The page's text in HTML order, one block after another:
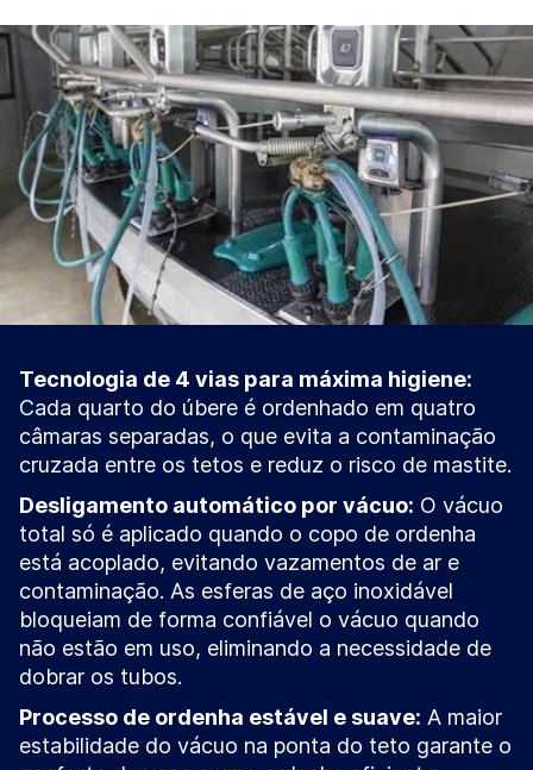
Tecnologia de 4 vias para máxima higiene:
Cada quarto do úbere é ordenhado em quatro
câmaras separadas, o que evita a contaminação
cruzada entre os tetos e reduz o risco de mastite.
Desligamento automático por vácuo: O vácuo
total só é aplicado quando o copo de ordenha
está acoplado, evitando vazamentos de ar e
contaminação. As esferas de aço inoxidável
bloqueiam de forma confiável o vácuo quando
não estão em uso, eliminando a necessidade de
dobrar os tubos.
Processo de ordenha estável e suave: A maior
estabilidade do vácuo na ponta do teto garante o